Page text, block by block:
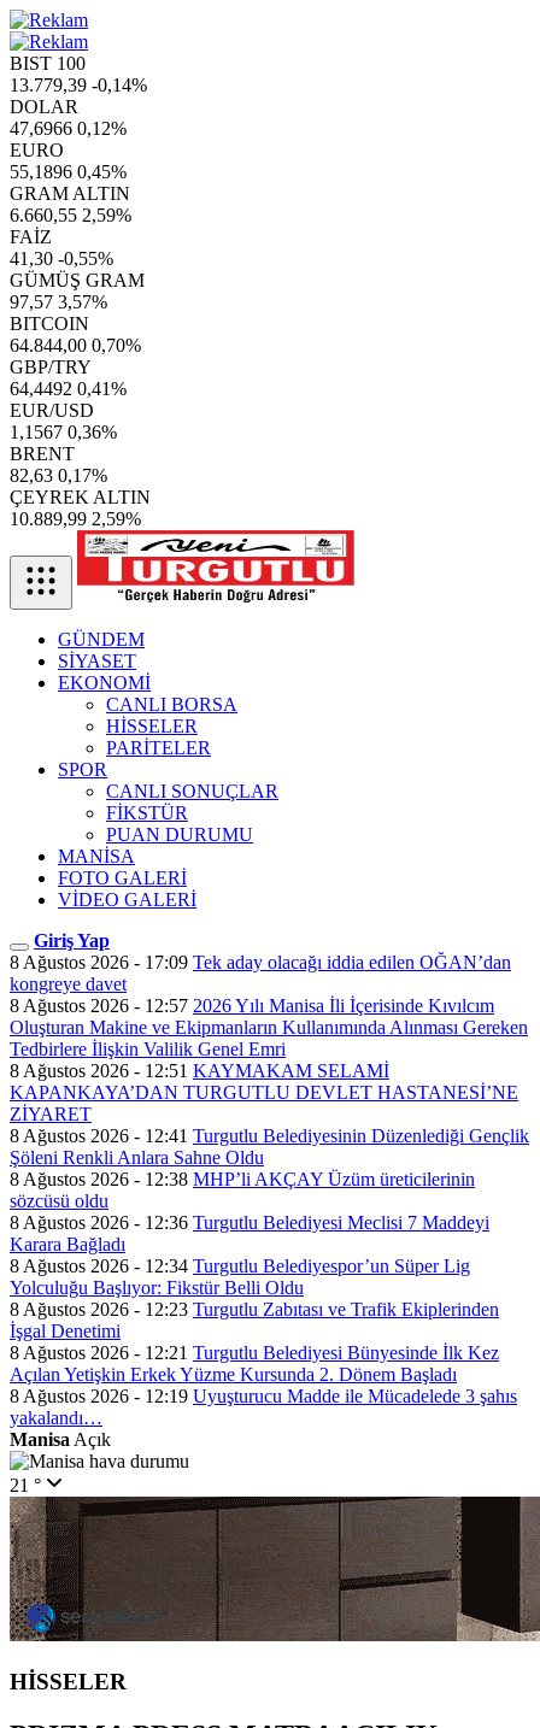
BIST 100
13.779,39 -0,14%
DOLAR
47,6966 0,12%
EURO
55,1896 0,45%
GRAM ALTIN
6.660,55 2,59%
FAİZ
41,30 -0,55%
GÜMÜŞ GRAM
97,57 3,57%
BITCOIN
64.844,00 0,70%
GBP/TRY
64,4492 0,41%
EUR/USD
1,1567 0,36%
BRENT
82,63 0,17%
ÇEYREK ALTIN
10.889,99 2,59%
GÜNDEM
SİYASET
EKONOMİ
CANLI BORSA
HİSSELER
PARİTELER
SPOR
CANLI SONUÇLAR
FİKSTÜR
PUAN DURUMU
MANİSA
FOTO GALERİ
VİDEO GALERİ
Giriş Yap
8 Ağustos 2026 - 17:09 Tek aday olacağı iddia edilen OĞAN’dan
kongreye davet
8 Ağustos 2026 - 12:57 2026 Yılı Manisa İli İçerisinde Kıvılcım
Oluşturan Makine ve Ekipmanların Kullanımında Alınması Gereken
Tedbirlere İlişkin Valilik Genel Emri
8 Ağustos 2026 - 12:51 KAYMAKAM SELAMİ
KAPANKAYA’DAN TURGUTLU DEVLET HASTANESİ’NE
ZİYARET
8 Ağustos 2026 - 12:41 Turgutlu Belediyesinin Düzenlediği Gençlik
Şöleni Renkli Anlara Sahne Oldu
8 Ağustos 2026 - 12:38 MHP’li AKÇAY Üzüm üreticilerinin
sözcüsü oldu
8 Ağustos 2026 - 12:36 Turgutlu Belediyesi Meclisi 7 Maddeyi
Karara Bağladı
8 Ağustos 2026 - 12:34 Turgutlu Belediyespor’un Süper Lig
Yolculuğu Başlıyor: Fikstür Belli Oldu
8 Ağustos 2026 - 12:23 Turgutlu Zabıtası ve Trafik Ekiplerinden
İşgal Denetimi
8 Ağustos 2026 - 12:21 Turgutlu Belediyesi Bünyesinde İlk Kez
Açılan Yetişkin Erkek Yüzme Kursunda 2. Dönem Başladı
8 Ağustos 2026 - 12:19 Uyuşturucu Madde ile Mücadelede 3 şahıs
yakalandı…
Manisa Açık
21 °
HİSSELER